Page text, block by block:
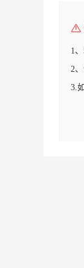
1
2
3.